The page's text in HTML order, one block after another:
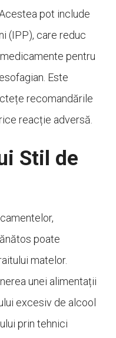
pot include
(IPP), care reduc
pentru
Este
recomandările
reacție adversă.
Stil de
poate
matelor.
unei alimentații
excesiv de alcool
prin tehnici